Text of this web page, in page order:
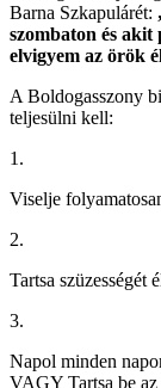
Barna Szkapulárét:
szombaton és
elvigyem az örök
A Boldogasszony
teljesülni kell:
1.
Viselje
2.
Tartsa szüzességét
3.
Napol minden
VAGY Tartsa be